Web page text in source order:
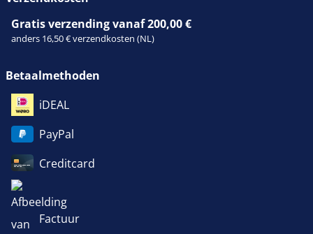
Gratis verzending vanaf 200,00 €
anders 16,50 € verzendkosten (NL)
Betaalmethoden
iDEAL
PayPal
Creditcard
Factuur